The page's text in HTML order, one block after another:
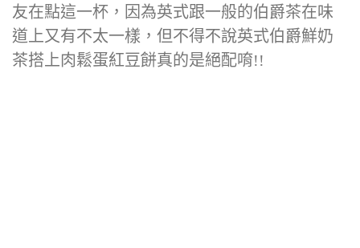
友在點這一杯，因為英式跟一般的伯爵茶在味
道上又有不太一樣，但不得不說英式伯爵鮮奶
茶搭上肉鬆蛋紅豆餅真的是絕配唷!!